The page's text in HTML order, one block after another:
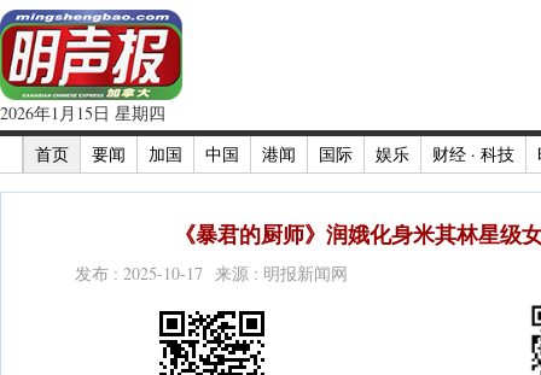
2026年1月15日 星期四
首页
要闻 加国 中国 港闻 国际 娱乐 财经 · 科技
《暴君的厨师》润娥化身米其林星级
发布 : 2025-10-17 来源 : 明报新闻网